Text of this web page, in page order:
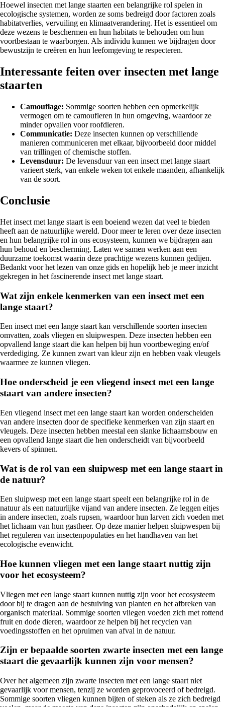
Hoewel insecten met lange staarten een belangrijke rol spelen in
ecologische systemen, worden ze soms bedreigd door factoren zoals
habitatverlies, vervuiling en klimaatverandering. Het is essentieel om
deze wezens te beschermen en hun habitats te behouden om hun
voortbestaan te waarborgen. Als individu kunnen we bijdragen door
bewustzijn te creëren en hun leefomgeving te respecteren.
Interessante feiten over insecten met lange
staarten
Camouflage: Sommige soorten hebben een opmerkelijk
vermogen om te camoufleren in hun omgeving, waardoor ze
minder opvallen voor roofdieren.
Communicatie: Deze insecten kunnen op verschillende
manieren communiceren met elkaar, bijvoorbeeld door middel
van trillingen of chemische stoffen.
Levensduur: De levensduur van een insect met lange staart
varieert sterk, van enkele weken tot enkele maanden, afhankelijk
van de soort.
Conclusie
Het insect met lange staart is een boeiend wezen dat veel te bieden
heeft aan de natuurlijke wereld. Door meer te leren over deze insecten
en hun belangrijke rol in ons ecosysteem, kunnen we bijdragen aan
hun behoud en bescherming. Laten we samen werken aan een
duurzame toekomst waarin deze prachtige wezens kunnen gedijen.
Bedankt voor het lezen van onze gids en hopelijk heb je meer inzicht
gekregen in het fascinerende insect met lange staart.
Wat zijn enkele kenmerken van een insect met een
lange staart?
Een insect met een lange staart kan verschillende soorten insecten
omvatten, zoals vliegen en sluipwespen. Deze insecten hebben een
opvallend lange staart die kan helpen bij hun voortbeweging en/of
verdediging. Ze kunnen zwart van kleur zijn en hebben vaak vleugels
waarmee ze kunnen vliegen.
Hoe onderscheid je een vliegend insect met een lange
staart van andere insecten?
Een vliegend insect met een lange staart kan worden onderscheiden
van andere insecten door de specifieke kenmerken van zijn staart en
vleugels. Deze insecten hebben meestal een slanke lichaamsbouw en
een opvallend lange staart die hen onderscheidt van bijvoorbeeld
kevers of spinnen.
Wat is de rol van een sluipwesp met een lange staart in
de natuur?
Een sluipwesp met een lange staart speelt een belangrijke rol in de
natuur als een natuurlijke vijand van andere insecten. Ze leggen eitjes
in andere insecten, zoals rupsen, waardoor hun larven zich voeden met
het lichaam van hun gastheer. Op deze manier helpen sluipwespen bij
het reguleren van insectenpopulaties en het handhaven van het
ecologische evenwicht.
Hoe kunnen vliegen met een lange staart nuttig zijn
voor het ecosysteem?
Vliegen met een lange staart kunnen nuttig zijn voor het ecosysteem
door bij te dragen aan de bestuiving van planten en het afbreken van
organisch materiaal. Sommige soorten vliegen voeden zich met rottend
fruit en dode dieren, waardoor ze helpen bij het recyclen van
voedingsstoffen en het opruimen van afval in de natuur.
Zijn er bepaalde soorten zwarte insecten met een lange
staart die gevaarlijk kunnen zijn voor mensen?
Over het algemeen zijn zwarte insecten met een lange staart niet
gevaarlijk voor mensen, tenzij ze worden geprovoceerd of bedreigd.
Sommige soorten vliegen kunnen bijten of steken als ze zich bedreigd